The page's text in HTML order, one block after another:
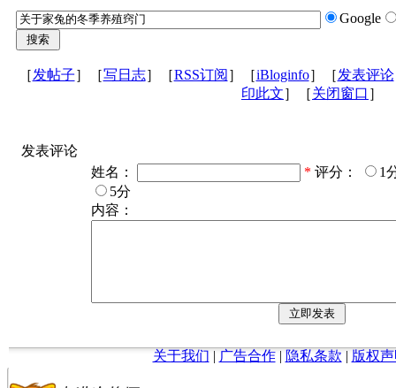
Google
［发帖子］［写日志］［RSS订阅 ］［iBloginfo］［发表评论
印此文］［关闭窗口 ］
发表评论
姓名：
* 评分：
1
5分
内容：
关于我们 | 广告合作| 隐私条款 | 版权